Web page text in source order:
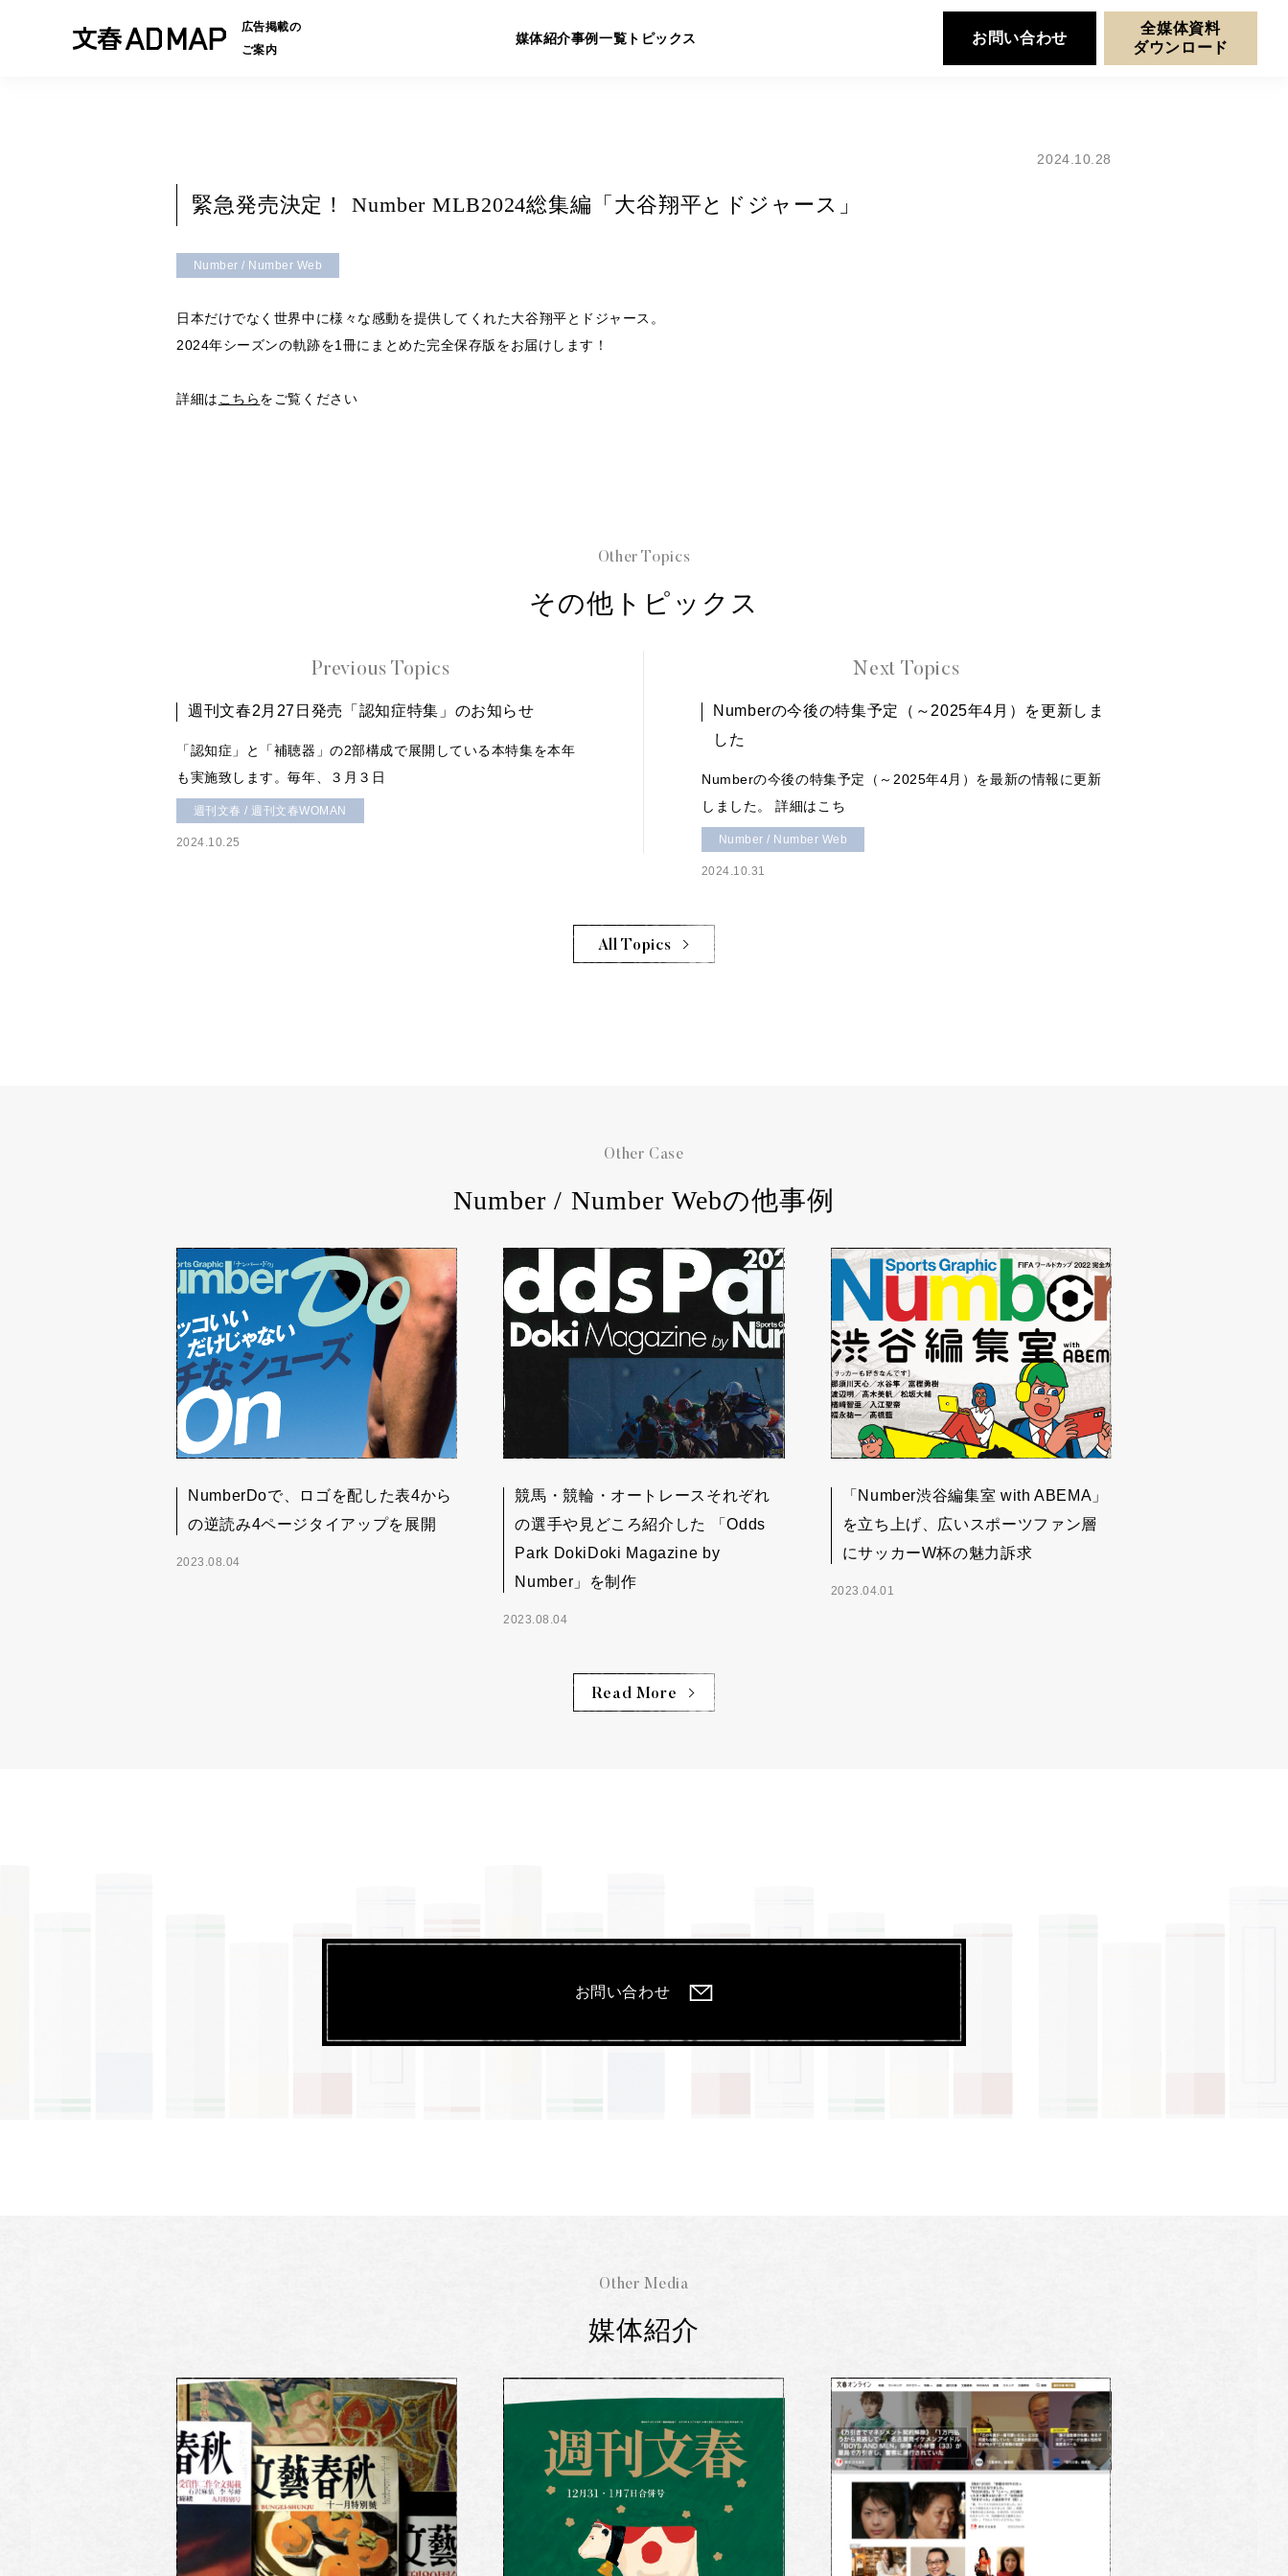
広告掲載の
ご案内
媒体紹介事例一覧 トピックス お問い合わせ
全媒体資料
ダウンロード
2024.10.28
緊急発売決定！ Number MLB2024総集編「大谷翔平とドジャース」
Number / Number Web
日本だけでなく世界中に様々な感動を提供してくれた大谷翔平とドジャース。
2024年シーズンの軌跡を1冊にまとめた完全保存版をお届けします！
詳細は こちらをご覧ください
Other Topics
その他トピックス
Previous Topics
週刊文春2月27日発売「認知症特集」のお知らせ
「認知症」と「補聴器」の2部構成で展開している本特集を本年
も実施致します。毎年、３月３日
週刊文春 / 週刊文春WOMAN
2024.10.25
Next Topics
Numberの今後の特集予定（～2025年4月）を更新しま
した
Numberの今後の特集予定（～2025年4月）を最新の情報に更新
しました。 詳細はこち
Number / Number Web
2024.10.31
All Topics
Other Case
Number / Number Webの他事例
NumberDoで、ロゴを配した表4から
の逆読み4ページタイアップを展開
2023.08.04
競馬・競輪・オートレースそれぞれ
の選手や見どころ紹介した 「Odds
Park DokiDoki Magazine by
Number」を制作
2023.08.04
「Number渋谷編集室 with ABEMA」
を立ち上げ、広いスポーツファン層
にサッカーW杯の魅力訴求
2023.04.01
Read More
お問い合わせ
Other Media
媒体紹介